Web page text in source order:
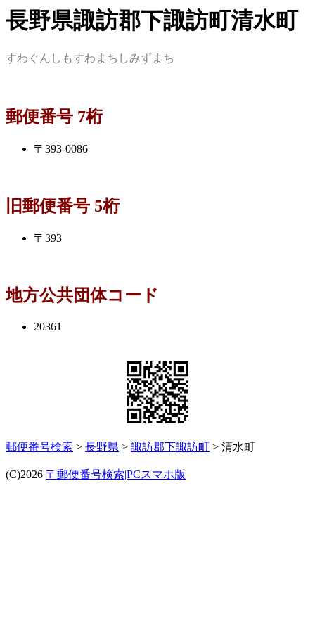
長野県諏訪郡下諏訪町清水町
すわぐんしもすわまちしみずまち
郵便番号 7桁
〒393-0086
旧郵便番号 5桁
〒393
地方公共団体コード
20361
郵便番号検索 > 長野県 > 諏訪郡下諏訪町 > 清水町
(C)2026 〒郵便番号検索|PCスマホ版